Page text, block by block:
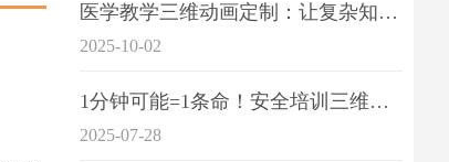
医学教学三维动画定制：让复杂知识一目了
2025-10-02
1分钟可能=1条命！安全培训三维动画制作成本效益深度拆解
2025-07-28